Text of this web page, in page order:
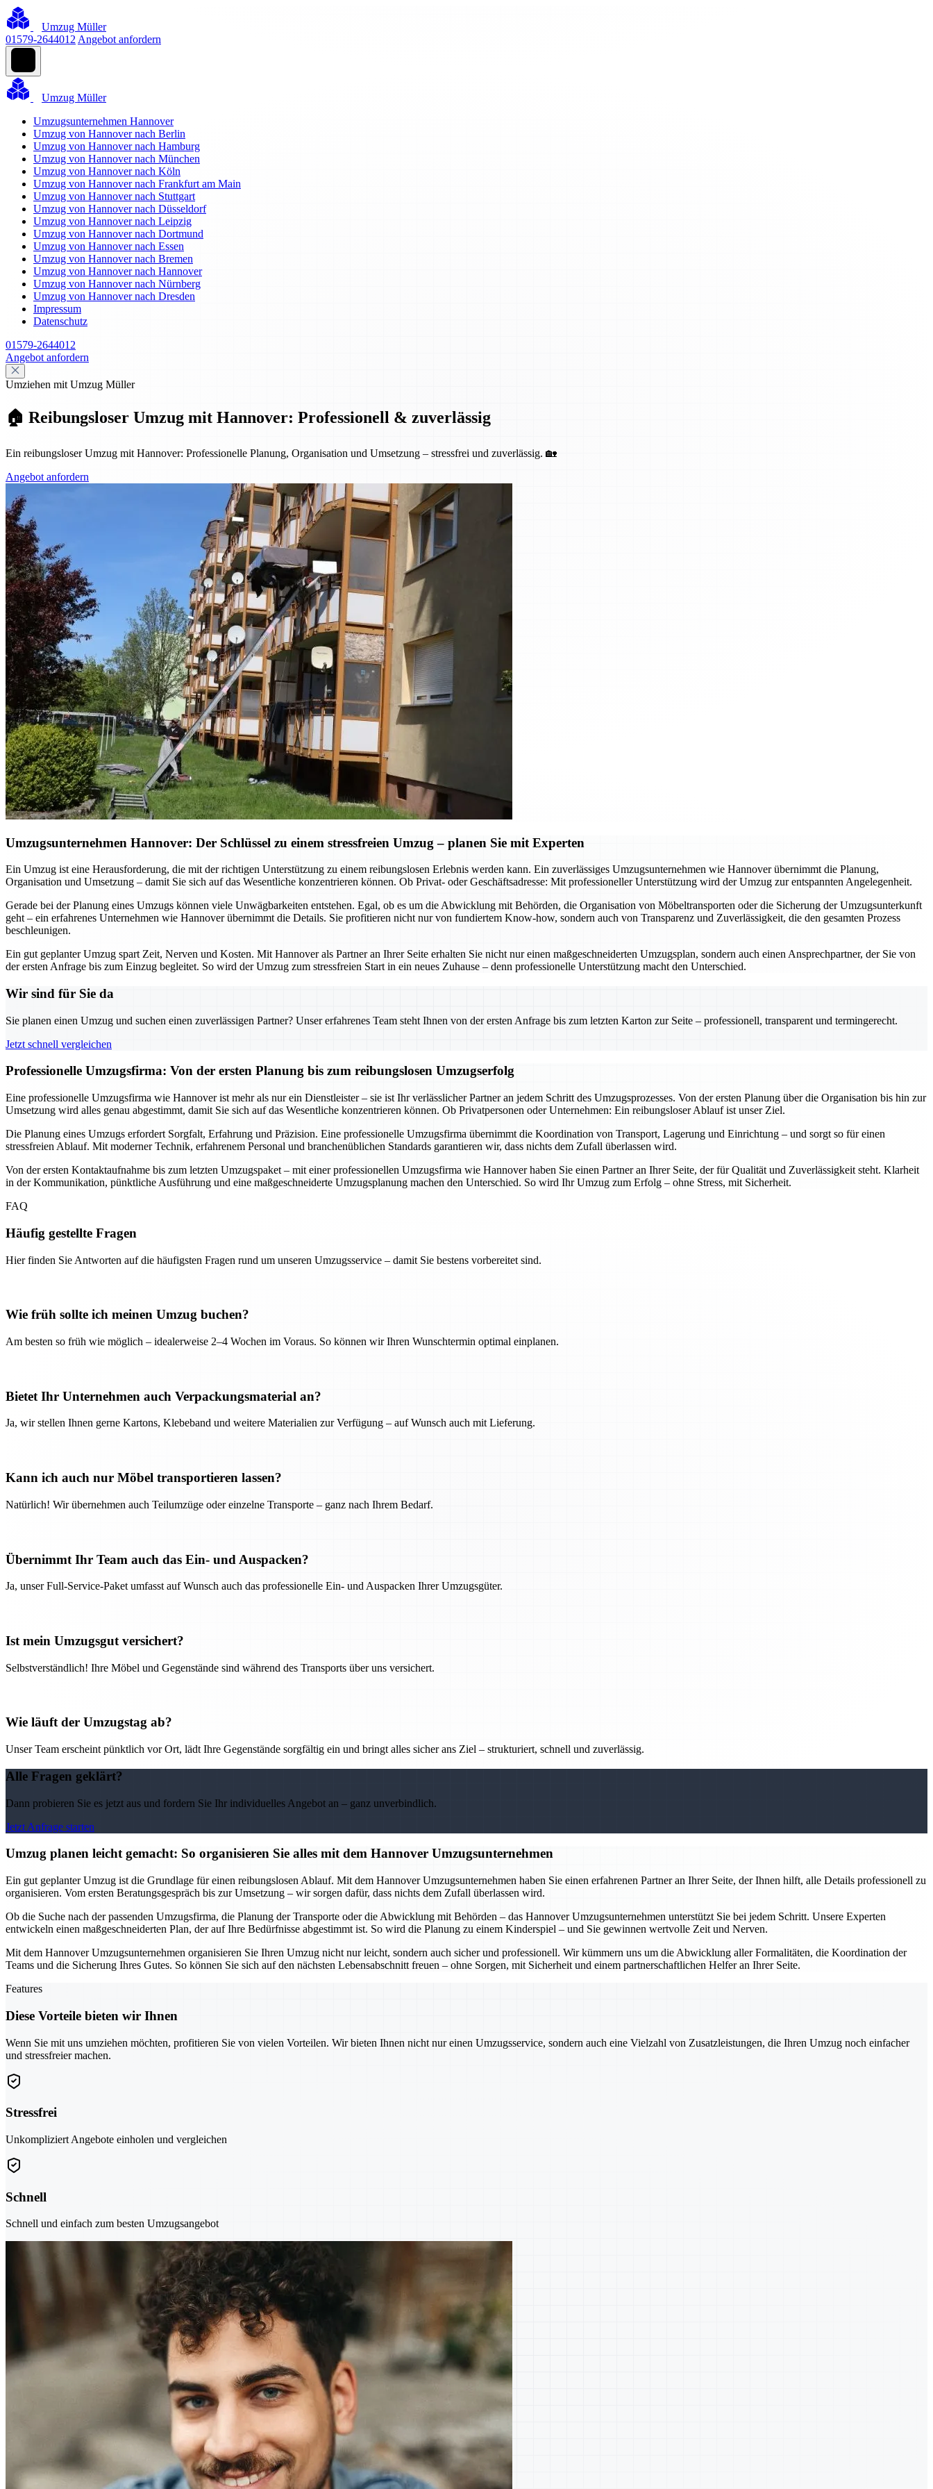
Umzug Müller
01579-2644012 Angebot anfordern
Umzug Müller
Umzugsunternehmen Hannover
Umzug von Hannover nach Berlin
Umzug von Hannover nach Hamburg
Umzug von Hannover nach München
Umzug von Hannover nach Köln
Umzug von Hannover nach Frankfurt am Main
Umzug von Hannover nach Stuttgart
Umzug von Hannover nach Düsseldorf
Umzug von Hannover nach Leipzig
Umzug von Hannover nach Dortmund
Umzug von Hannover nach Essen
Umzug von Hannover nach Bremen
Umzug von Hannover nach Hannover
Umzug von Hannover nach Nürnberg
Umzug von Hannover nach Dresden
Impressum
Datenschutz
01579-2644012
Angebot anfordern
Umziehen mit Umzug Müller
🏠 Reibungsloser Umzug mit Hannover: Professionell & zuverlässig
Ein reibungsloser Umzug mit Hannover: Professionelle Planung, Organisation und Umsetzung – stressfrei und zuverlässig. 🏡
Angebot anfordern
Umzugsunternehmen Hannover: Der Schlüssel zu einem stressfreien Umzug – planen Sie mit Experten
Ein Umzug ist eine Herausforderung, die mit der richtigen Unterstützung zu einem reibungslosen Erlebnis werden kann. Ein zuverlässiges Umzugsunternehmen wie Hannover übernimmt die Planung,
Organisation und Umsetzung – damit Sie sich auf das Wesentliche konzentrieren können. Ob Privat- oder Geschäftsadresse: Mit professioneller Unterstützung wird der Umzug zur entspannten Angelegenheit.
Gerade bei der Planung eines Umzugs können viele Unwägbarkeiten entstehen. Egal, ob es um die Abwicklung mit Behörden, die Organisation von Möbeltransporten oder die Sicherung der Umzugsunterkunft
geht – ein erfahrenes Unternehmen wie Hannover übernimmt die Details. Sie profitieren nicht nur von fundiertem Know-how, sondern auch von Transparenz und Zuverlässigkeit, die den gesamten Prozess
beschleunigen.
Ein gut geplanter Umzug spart Zeit, Nerven und Kosten. Mit Hannover als Partner an Ihrer Seite erhalten Sie nicht nur einen maßgeschneiderten Umzugsplan, sondern auch einen Ansprechpartner, der Sie von
der ersten Anfrage bis zum Einzug begleitet. So wird der Umzug zum stressfreien Start in ein neues Zuhause – denn professionelle Unterstützung macht den Unterschied.
Wir sind für Sie da
Sie planen einen Umzug und suchen einen zuverlässigen Partner? Unser erfahrenes Team steht Ihnen von der ersten Anfrage bis zum letzten Karton zur Seite – professionell, transparent und termingerecht.
Jetzt schnell vergleichen
Professionelle Umzugsfirma: Von der ersten Planung bis zum reibungslosen Umzugserfolg
Eine professionelle Umzugsfirma wie Hannover ist mehr als nur ein Dienstleister – sie ist Ihr verlässlicher Partner an jedem Schritt des Umzugsprozesses. Von der ersten Planung über die Organisation bis hin zur
Umsetzung wird alles genau abgestimmt, damit Sie sich auf das Wesentliche konzentrieren können. Ob Privatpersonen oder Unternehmen: Ein reibungsloser Ablauf ist unser Ziel.
Die Planung eines Umzugs erfordert Sorgfalt, Erfahrung und Präzision. Eine professionelle Umzugsfirma übernimmt die Koordination von Transport, Lagerung und Einrichtung – und sorgt so für einen
stressfreien Ablauf. Mit moderner Technik, erfahrenem Personal und branchenüblichen Standards garantieren wir, dass nichts dem Zufall überlassen wird.
Von der ersten Kontaktaufnahme bis zum letzten Umzugspaket – mit einer professionellen Umzugsfirma wie Hannover haben Sie einen Partner an Ihrer Seite, der für Qualität und Zuverlässigkeit steht. Klarheit
in der Kommunikation, pünktliche Ausführung und eine maßgeschneiderte Umzugsplanung machen den Unterschied. So wird Ihr Umzug zum Erfolg – ohne Stress, mit Sicherheit.
FAQ
Häufig gestellte Fragen
Hier finden Sie Antworten auf die häufigsten Fragen rund um unseren Umzugsservice – damit Sie bestens vorbereitet sind.
Wie früh sollte ich meinen Umzug buchen?
Am besten so früh wie möglich – idealerweise 2–4 Wochen im Voraus. So können wir Ihren Wunschtermin optimal einplanen.
Bietet Ihr Unternehmen auch Verpackungsmaterial an?
Ja, wir stellen Ihnen gerne Kartons, Klebeband und weitere Materialien zur Verfügung – auf Wunsch auch mit Lieferung.
Kann ich auch nur Möbel transportieren lassen?
Natürlich! Wir übernehmen auch Teilumzüge oder einzelne Transporte – ganz nach Ihrem Bedarf.
Übernimmt Ihr Team auch das Ein- und Auspacken?
Ja, unser Full-Service-Paket umfasst auf Wunsch auch das professionelle Ein- und Auspacken Ihrer Umzugsgüter.
Ist mein Umzugsgut versichert?
Selbstverständlich! Ihre Möbel und Gegenstände sind während des Transports über uns versichert.
Wie läuft der Umzugstag ab?
Unser Team erscheint pünktlich vor Ort, lädt Ihre Gegenstände sorgfältig ein und bringt alles sicher ans Ziel – strukturiert, schnell und zuverlässig.
Alle Fragen geklärt?
Dann probieren Sie es jetzt aus und fordern Sie Ihr individuelles Angebot an – ganz unverbindlich.
Jetzt Anfrage starten
Umzug planen leicht gemacht: So organisieren Sie alles mit dem Hannover Umzugsunternehmen
Ein gut geplanter Umzug ist die Grundlage für einen reibungslosen Ablauf. Mit dem Hannover Umzugsunternehmen haben Sie einen erfahrenen Partner an Ihrer Seite, der Ihnen hilft, alle Details professionell zu
organisieren. Vom ersten Beratungsgespräch bis zur Umsetzung – wir sorgen dafür, dass nichts dem Zufall überlassen wird.
Ob die Suche nach der passenden Umzugsfirma, die Planung der Transporte oder die Abwicklung mit Behörden – das Hannover Umzugsunternehmen unterstützt Sie bei jedem Schritt. Unsere Experten
entwickeln einen maßgeschneiderten Plan, der auf Ihre Bedürfnisse abgestimmt ist. So wird die Planung zu einem Kinderspiel – und Sie gewinnen wertvolle Zeit und Nerven.
Mit dem Hannover Umzugsunternehmen organisieren Sie Ihren Umzug nicht nur leicht, sondern auch sicher und professionell. Wir kümmern uns um die Abwicklung aller Formalitäten, die Koordination der
Teams und die Sicherung Ihres Gutes. So können Sie sich auf den nächsten Lebensabschnitt freuen – ohne Sorgen, mit Sicherheit und einem partnerschaftlichen Helfer an Ihrer Seite.
Features
Diese Vorteile bieten wir Ihnen
Wenn Sie mit uns umziehen möchten, profitieren Sie von vielen Vorteilen. Wir bieten Ihnen nicht nur einen Umzugsservice, sondern auch eine Vielzahl von Zusatzleistungen, die Ihren Umzug noch einfacher
und stressfreier machen.
Stressfrei
Unkompliziert Angebote einholen und vergleichen
Schnell
Schnell und einfach zum besten Umzugsangebot